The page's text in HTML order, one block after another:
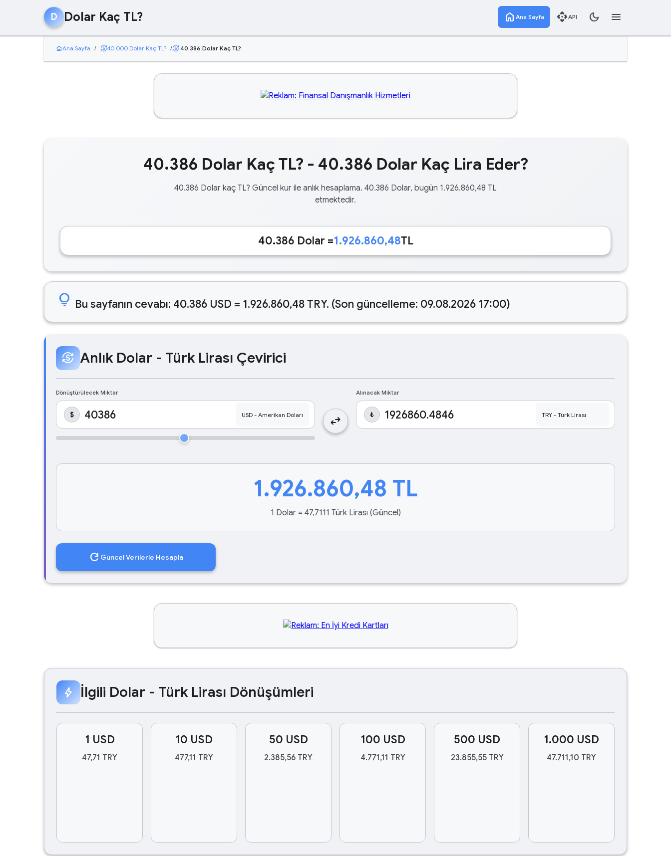
D Dolar Kaç TL? home Ana Sayfa apiAPI dark_mode menu
homeAna Sayfa / currency_exchange40.000 Dolar Kaç TL? /currency_exchange 40.386 Dolar Kaç TL?
40.386 Dolar Kaç TL? - 40.386 Dolar Kaç Lira Eder?
40.386 Dolar kaç TL? Güncel kur ile anlık hesaplama. 40.386 Dolar, bugün 1.926.860,48 TL
etmektedir.
40.386 Dolar =1.926.860,48TL
lightbulb Bu sayfanın cevabı: 40.386 USD = 1.926.860,48 TRY. (Son güncelleme: 09.08.2026 17:00)
currency_exchange Anlık Dolar - Türk Lirası Çevirici
Dönüştürülecek Miktar
$ swap_horiz
Alınacak Miktar
₺
1.926.860,48 TL
1 Dolar = 47,7111 Türk Lirası (Güncel)
refresh Güncel Verilerle Hesapla
bolt İlgili Dolar - Türk Lirası Dönüşümleri
1 USD
47,71 TRY
10 USD
477,11 TRY
50 USD
2.385,56 TRY
100 USD
4.771,11 TRY
500 USD
23.855,55 TRY
1.000 USD
47.711,10 TRY